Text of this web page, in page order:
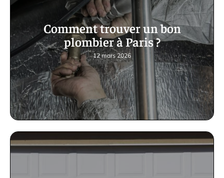
Comment trouver un bon
plombier à Paris ?
12 mars 2026